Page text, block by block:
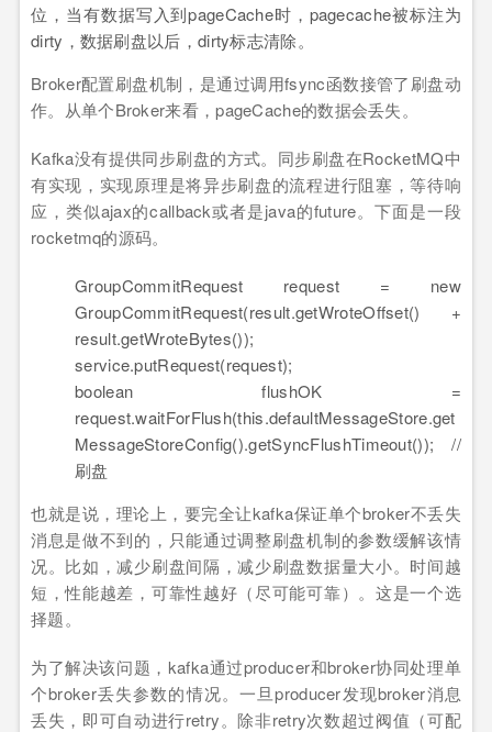
位，当有数据写入到pageCache时，pagecache被标注为
dirty，数据刷盘以后，dirty标志清除。
Broker配置刷盘机制，是通过调用fsync函数接管了刷盘动
作。从单个Broker来看，pageCache的数据会丢失。
Kafka没有提供同步刷盘的方式。同步刷盘在RocketMQ中
有实现，实现原理是将异步刷盘的流程进行阻塞，等待响
应，类似ajax的callback或者是java的future。下面是一段
rocketmq的源码。
GroupCommitRequest request = new
GroupCommitRequest(result.getWroteOffset() +
result.getWroteBytes());
service.putRequest(request);
boolean flushOK =
request.waitForFlush(this.defaultMessageStore.get
MessageStoreConfig().getSyncFlushTimeout()); //
刷盘
也就是说，理论上，要完全让kafka保证单个broker不丢失
消息是做不到的，只能通过调整刷盘机制的参数缓解该情
况。比如，减少刷盘间隔，减少刷盘数据量大小。时间越
短，性能越差，可靠性越好（尽可能可靠）。这是一个选
择题。
为了解决该问题，kafka通过producer和broker协同处理单
个broker丢失参数的情况。一旦producer发现broker消息
丢失，即可自动进行retry。除非retry次数超过阀值（可配